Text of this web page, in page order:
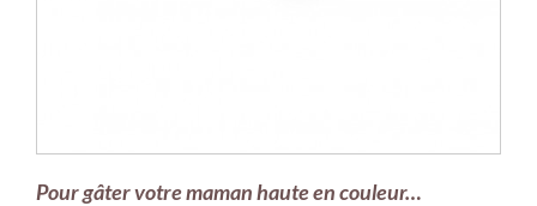
Pour gâter votre maman haute en couleur…